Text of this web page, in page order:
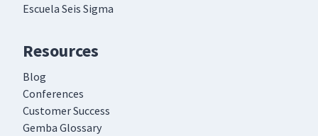
Escuela Seis Sigma
Resources
Blog
Conferences
Customer Success
Gemba Glossary